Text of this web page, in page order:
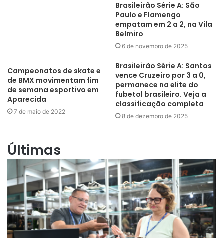
Brasileirão Série A: São
Paulo e Flamengo
empatam em 2 a 2, na Vila
Belmiro
6 de novembro de 2025
Campeonatos de skate e
de BMX movimentam fim
de semana esportivo em
Aparecida
7 de maio de 2022
Brasileirão Série A: Santos
vence Cruzeiro por 3 a 0,
permanece na elite do
fubetol brasileiro. Veja a
classificação completa
8 de dezembro de 2025
Últimas